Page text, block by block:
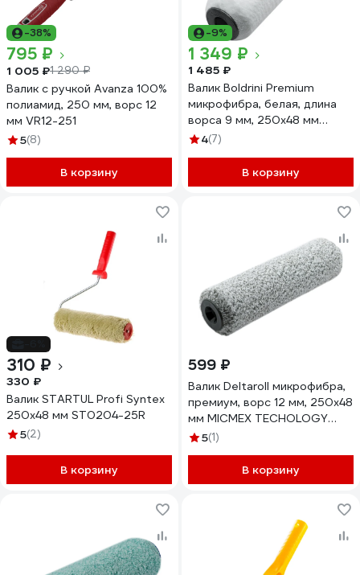
-38%
795 ₽
1 005 ₽1 290 ₽
Валик с ручкой Avanza 100%
полиамид, 250 мм, ворс 12
мм VR12-251
5(8)
В корзину
-9%
1 349 ₽
1 485 ₽
Валик Boldrini Premium
микрофибра, белая, длина
ворса 9 мм, 250x48 мм
75928
4(7)
В корзину
310 ₽
330 ₽
Валик STARTUL Profi Syntex
250x48 мм ST0204-25R
5(2)
В корзину
599 ₽
Валик Deltaroll микрофибра,
премиум, ворс 12 мм, 250x48
мм MICMEX TECHOLOGY
R70250
5(1)
В корзину